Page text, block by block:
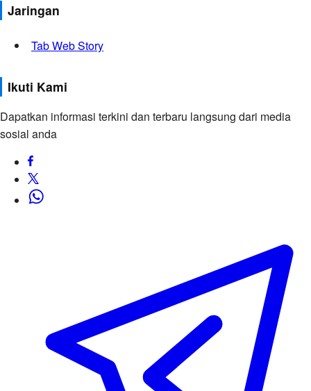
Jaringan
Tab Web Story
Ikuti Kami
Dapatkan informasi terkini dan terbaru langsung dari media
sosial anda